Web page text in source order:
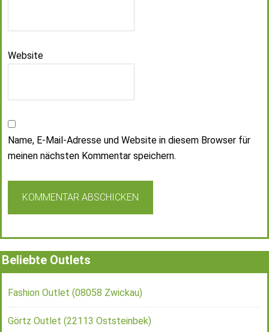
Website
Name, E-Mail-Adresse und Website in diesem Browser für
meinen nächsten Kommentar speichern.
Beliebte Outlets
Fashion Outlet (08058 Zwickau)
Görtz Outlet (22113 Oststeinbek)